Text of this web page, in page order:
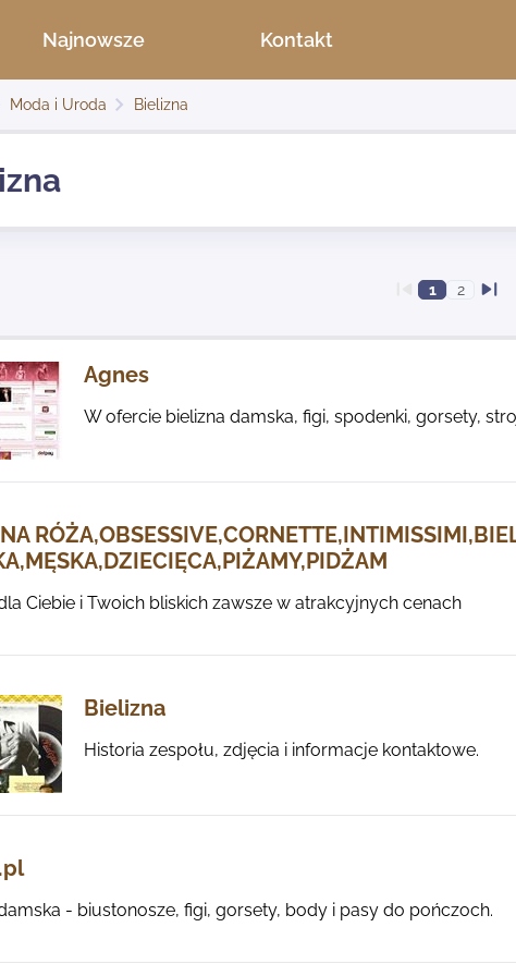
Najnowsze Kontakt
Moda i Uroda Bielizna
1 2
Agnes
W ofercie bielizna damska, figi, spodenki, gorsety,
Ciebie i Twoich bliskich zawsze w atrakcyjnych cenach
Bielizna
Historia zespołu, zdjęcia i informacje kontaktowe.
- biustonosze, figi, gorsety, body i pasy do pończoch.